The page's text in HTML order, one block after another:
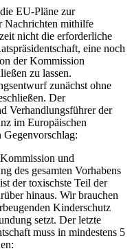
EU-Pläne zur
Nachrichten mithilfe
nicht die erforderliche
eine noch
der Kommission
zu lassen.
zunächst ohne
Der
Verhandlungsführer der
im Europäischen
Gegenvorschlag:
und
des gesamten Vorhabens
der toxischste Teil der
hinaus. Wir brauchen
Kinderschutz
setzt. Der letzte
muss in mindestens 5